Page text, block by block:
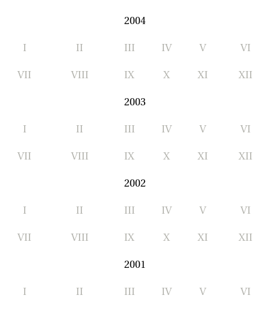
2004
I II III IV V VI
VII VIII IX X XI XII
2003
I II III IV V VI
VII VIII IX X XI XII
2002
I II III IV V VI
VII VIII IX X XI XII
2001
I II III IV V VI